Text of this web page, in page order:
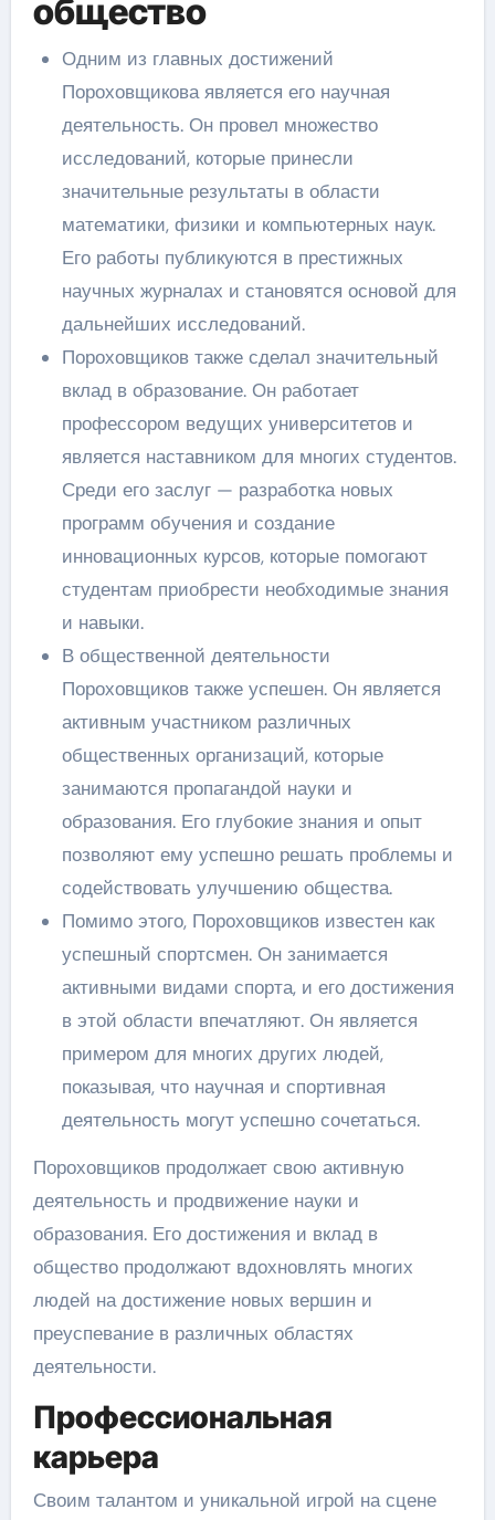
общество
Одним из главных достижений
Пороховщикова является его научная
деятельность. Он провел множество
исследований, которые принесли
значительные результаты в области
математики, физики и компьютерных наук.
Его работы публикуются в престижных
научных журналах и становятся основой для
дальнейших исследований.
Пороховщиков также сделал значительный
вклад в образование. Он работает
профессором ведущих университетов и
является наставником для многих студентов.
Среди его заслуг — разработка новых
программ обучения и создание
инновационных курсов, которые помогают
студентам приобрести необходимые знания
и навыки.
В общественной деятельности
Пороховщиков также успешен. Он является
активным участником различных
общественных организаций, которые
занимаются пропагандой науки и
образования. Его глубокие знания и опыт
позволяют ему успешно решать проблемы и
содействовать улучшению общества.
Помимо этого, Пороховщиков известен как
успешный спортсмен. Он занимается
активными видами спорта, и его достижения
в этой области впечатляют. Он является
примером для многих других людей,
показывая, что научная и спортивная
деятельность могут успешно сочетаться.
Пороховщиков продолжает свою активную
деятельность и продвижение науки и
образования. Его достижения и вклад в
общество продолжают вдохновлять многих
людей на достижение новых вершин и
преуспевание в различных областях
деятельности.
Профессиональная
карьера
Своим талантом и уникальной игрой на сцене